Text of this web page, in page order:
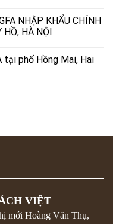
NHẬP KHẨU CHÍNH
HÀ NỘI
tại phố Hồng Mai, Hai
VIỆT
mới Hoàng Văn Thụ,